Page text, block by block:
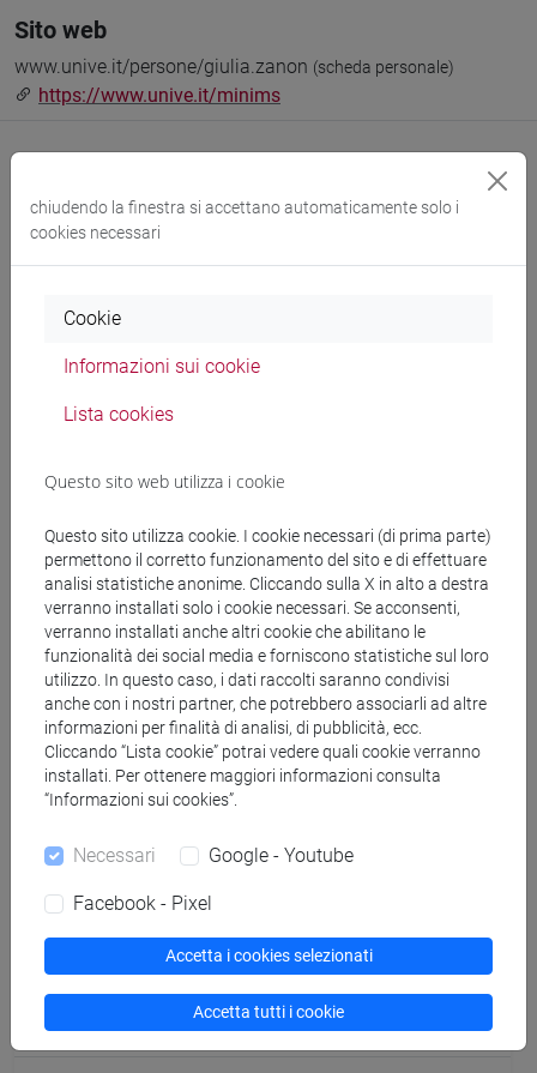
Sito web
www.unive.it/persone/giulia.zanon (scheda personale)
https://www.unive.it/minims
Comunicazioni
Didattica
Ricerca
Pubblicazioni
CV
Ricevimento
Giovedì 10.30-11.30, Malcanton Marcorà, secondo piano,
studio 2B02, su appuntamento.
segui il feed
Cerca nel sito
Ricerca persone
Ricerca insegnamenti
Ricerca aule
chiudendo la finestra si accettano automaticamente solo i
cookies necessari
Cookie
Informazioni sui cookie
Lista cookies
Questo sito web utilizza i cookie
Questo sito utilizza cookie. I cookie necessari (di prima parte)
permettono il corretto funzionamento del sito e di effettuare
analisi statistiche anonime. Cliccando sulla X in alto a destra
verranno installati solo i cookie necessari. Se acconsenti,
verranno installati anche altri cookie che abilitano le
funzionalità dei social media e forniscono statistiche sul loro
utilizzo. In questo caso, i dati raccolti saranno condivisi
anche con i nostri partner, che potrebbero associarli ad altre
informazioni per finalità di analisi, di pubblicità, ecc.
Cliccando “Lista cookie” potrai vedere quali cookie verranno
installati. Per ottenere maggiori informazioni consulta
“Informazioni sui cookies”.
Necessari Google - Youtube
Facebook - Pixel
Accetta i cookies selezionati
Accetta tutti i cookie